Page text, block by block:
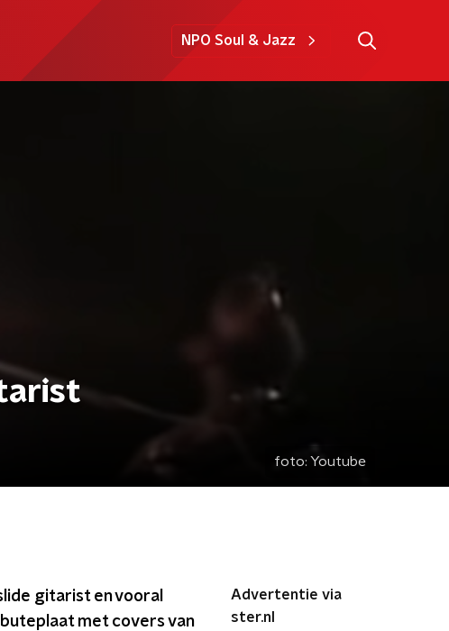
NPO Soul & Jazz
foto: Youtube
gitarist en vooral
met covers van
Advertentie via
ster.nl